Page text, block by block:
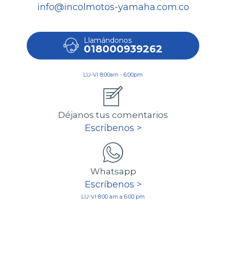
info@incolmotos-yamaha.com.co
Llamándonos
018000939262
LU-VI 8:00am - 6:00pm
Déjanos tus comentarios
Escríbenos >
Whatsapp
Escríbenos >
LU-VI 8:00 am a 6:00 pm